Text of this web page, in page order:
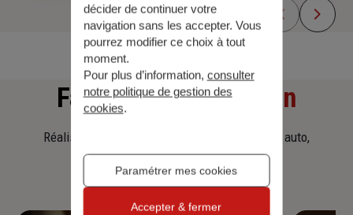
Faitesune simulation
Réalisez une simulation tarifaire d'assurance, auto,
habitation, prêt immobilier.
décider de continuer votre
navigation sans les accepter. Vous
pourrez modifier ce choix à tout
moment.
Pour plus d’information, consulter
notre politique de gestion des
cookies.
Paramétrer mes cookies
Accepter & fermer